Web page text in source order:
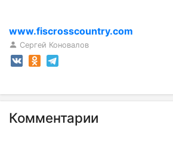
www.fiscrosscountry.com
Сергей Коновалов
Комментарии